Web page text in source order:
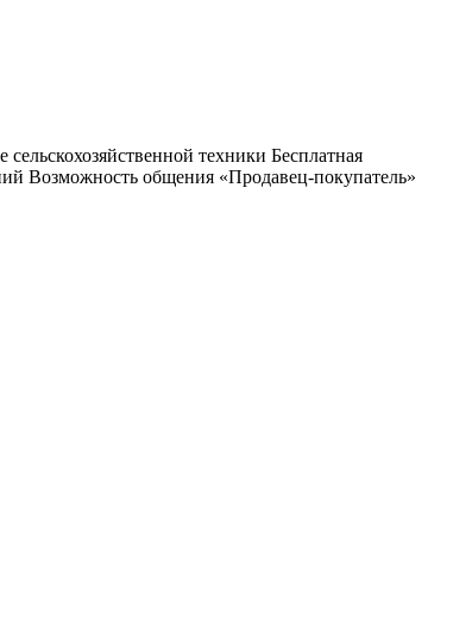
техники Бесплатная
Возможность общения «Продавец-покупатель»